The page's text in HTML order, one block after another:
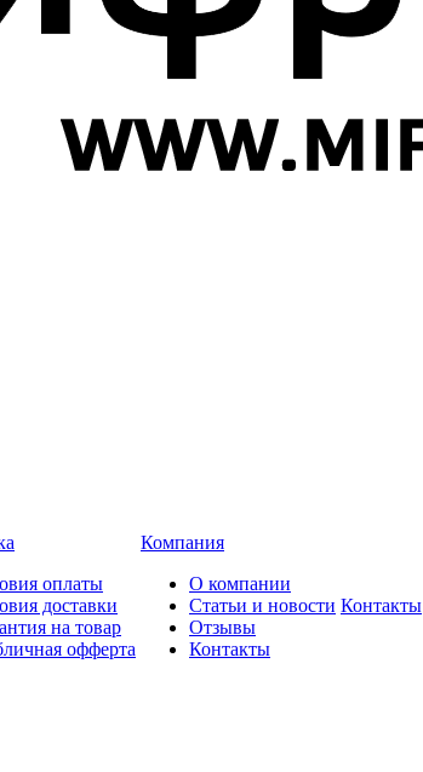
оплаты
доставки
на товар
офферта
Компания
О компании
Статьи и новости
Отзывы
Контакты
Контакты